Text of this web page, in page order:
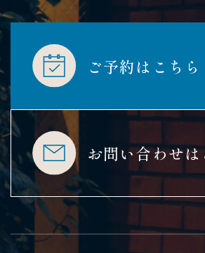
ご予約はこちら
お問い合わせ